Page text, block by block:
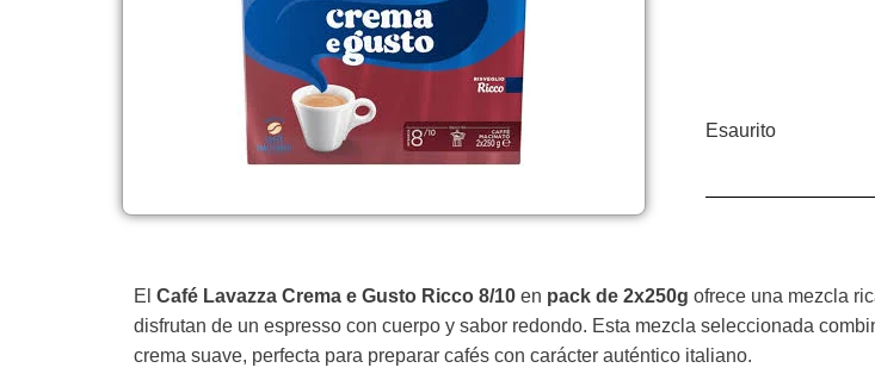
Esaurito
El Café Lavazza Crema e Gusto Ricco 8/10 en pack de 2x250g ofrece una mezcla
disfrutan de un espresso con cuerpo y sabor redondo. Esta mezcla seleccionada
crema suave, perfecta para preparar cafés con carácter auténtico italiano.